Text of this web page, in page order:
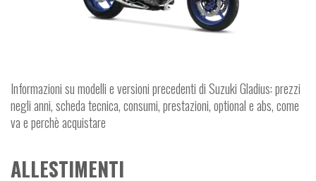
Informazioni su modelli e versioni precedenti di Suzuki Gladius: prezzi
negli anni, scheda tecnica, consumi, prestazioni, optional e abs, come
va e perchè acquistare
ALLESTIMENTI